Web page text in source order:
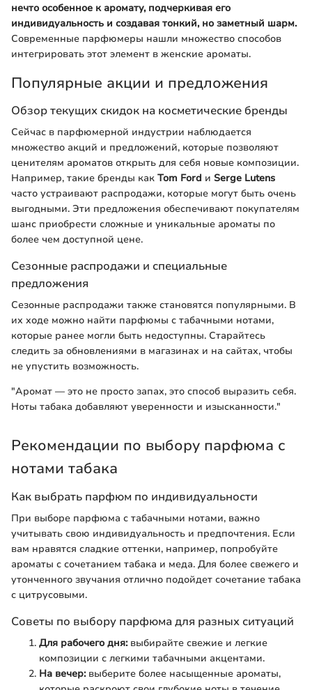
нечто особенное к аромату, подчеркивая его
индивидуальность и создавая тонкий, но заметный шарм.
Современные парфюмеры нашли множество способов
интегрировать этот элемент в женские ароматы.
Популярные акции и предложения
Обзор текущих скидок на косметические бренды
Сейчас в парфюмерной индустрии наблюдается
множество акций и предложений, которые позволяют
ценителям ароматов открыть для себя новые композиции.
Например, такие бренды как Tom Ford и Serge Lutens
часто устраивают распродажи, которые могут быть очень
выгодными. Эти предложения обеспечивают покупателям
шанс приобрести сложные и уникальные ароматы по
более чем доступной цене.
Сезонные распродажи и специальные
предложения
Сезонные распродажи также становятся популярными. В
их ходе можно найти парфюмы с табачными нотами,
которые ранее могли быть недоступны. Старайтесь
следить за обновлениями в магазинах и на сайтах, чтобы
не упустить возможность.
"Аромат — это не просто запах, это способ выразить себя.
Ноты табака добавляют уверенности и изысканности."
Рекомендации по выбору парфюма с
нотами табака
Как выбрать парфюм по индивидуальности
При выборе парфюма с табачными нотами, важно
учитывать свою индивидуальность и предпочтения. Если
вам нравятся сладкие оттенки, например, попробуйте
ароматы с сочетанием табака и меда. Для более свежего и
утонченного звучания отлично подойдет сочетание табака
с цитрусовыми.
Советы по выбору парфюма для разных ситуаций
Для рабочего дня:выбирайте свежие и легкие
композиции с легкими табачными акцентами.
На вечер:выберите более насыщенные ароматы,